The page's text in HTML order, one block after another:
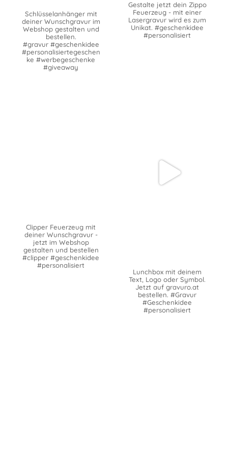
Schlüsselanhänger mit
deiner Wunschgravur im
Webshop gestalten und
bestellen.
#gravur #geschenkidee
#personalisiertegeschen
ke #werbegeschenke
#giveaway
Gestalte jetzt dein Zippo
Feuerzeug - mit einer
Lasergravur wird es zum
Unikat. #geschenkidee
#personalisiert
Clipper Feuerzeug mit
deiner Wunschgravur -
jetzt im Webshop
gestalten und bestellen
#clipper #geschenkidee
#personalisiert
Lunchbox mit deinem
Text, Logo oder Symbol.
Jetzt auf gravuro.at
bestellen. #Gravur
#Geschenkidee
#personalisiert